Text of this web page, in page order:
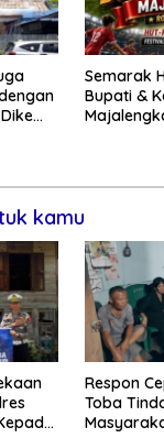
Semarak
Bupati &
kamu
Respon
Toba